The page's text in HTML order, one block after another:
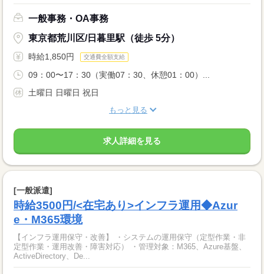
一般事務・OA事務
東京都荒川区/日暮里駅（徒歩 5分）
時給1,850円 交通費全額支給
09：00〜17：30（実働07：30、休憩01：00）...
土曜日 日曜日 祝日
もっと見る
求人詳細を見る
[一般派遣]
時給3500円/<在宅あり>インフラ運用◆Azur
e・M365環境
【インフラ運用保守・改善】 ・システムの運用保守（定型作業・非
定型作業・運用改善・障害対応） ・管理対象：M365、Azure基盤、
ActiveDirectory、De...